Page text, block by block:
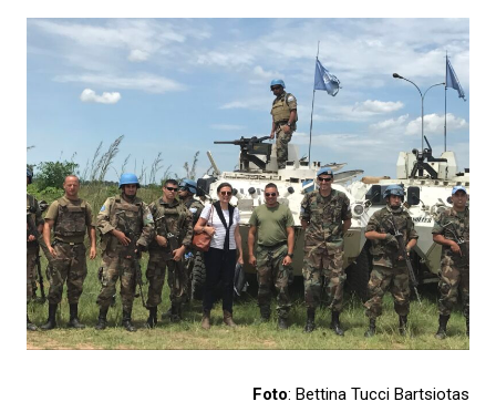
Foto: Bettina Tucci Bartsiotas